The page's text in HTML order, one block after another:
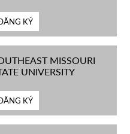
KÝ
MISSOURI
UNIVERSITY
KÝ